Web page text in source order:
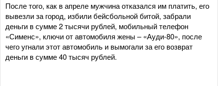
После того, как в апреле мужчина отказался им платить, его
вывезли за город, избили бейсбольной битой, забрали
деньги в сумме 2 тысячи рублей, мобильный телефон
«Сименс», ключи от автомобиля жены – «Ауди-80», после
чего угнали этот автомобиль и вымогали за его возврат
деньги в сумме 40 тысяч рублей.